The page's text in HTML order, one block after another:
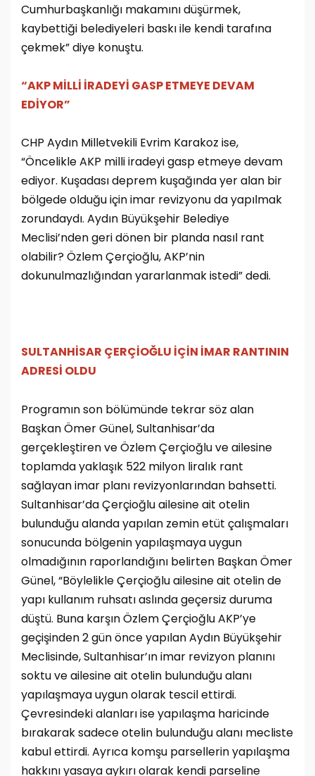
Cumhurbaşkanlığı makamını düşürmek,
kaybettiği belediyeleri baskı ile kendi tarafına
çekmek” diye konuştu.
“AKP MİLLİ İRADEYİ GASP ETMEYE DEVAM
EDİYOR”
CHP Aydın Milletvekili Evrim Karakoz ise,
“Öncelikle AKP milli iradeyi gasp etmeye devam
ediyor. Kuşadası deprem kuşağında yer alan bir
bölgede olduğu için imar revizyonu da yapılmak
zorundaydı. Aydın Büyükşehir Belediye
Meclisi’nden geri dönen bir planda nasıl rant
olabilir? Özlem Çerçioğlu, AKP’nin
dokunulmazlığından yararlanmak istedi” dedi.
SULTANHİSAR ÇERÇİOĞLU İÇİN İMAR RANTININ
ADRESİ OLDU
Programın son bölümünde tekrar söz alan
Başkan Ömer Günel, Sultanhisar’da
gerçekleştiren ve Özlem Çerçioğlu ve ailesine
toplamda yaklaşık 522 milyon liralık rant
sağlayan imar planı revizyonlarından bahsetti.
Sultanhisar’da Çerçioğlu ailesine ait otelin
bulunduğu alanda yapılan zemin etüt çalışmaları
sonucunda bölgenin yapılaşmaya uygun
olmadığının raporlandığını belirten Başkan Ömer
Günel, “Böylelikle Çerçioğlu ailesine ait otelin de
yapı kullanım ruhsatı aslında geçersiz duruma
düştü. Buna karşın Özlem Çerçioğlu AKP’ye
geçişinden 2 gün önce yapılan Aydın Büyükşehir
Meclisinde, Sultanhisar’ın imar revizyon planını
soktu ve ailesine ait otelin bulunduğu alanı
yapılaşmaya uygun olarak tescil ettirdi.
Çevresindeki alanları ise yapılaşma haricinde
bırakarak sadece otelin bulunduğu alanı mecliste
kabul ettirdi. Ayrıca komşu parsellerin yapılaşma
hakkını yasaya aykırı olarak kendi parseline